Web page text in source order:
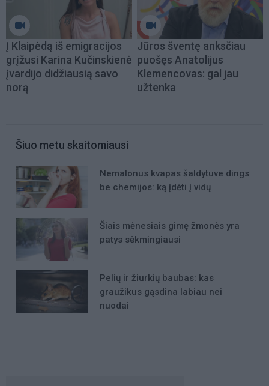
Į Klaipėdą iš emigracijos
grįžusi Karina Kučinskienė
įvardijo didžiausią savo
norą
Jūros šventę anksčiau
puošęs Anatolijus
Klemencovas: gal jau
užtenka
Šiuo metu skaitomiausi
Nemalonus kvapas šaldytuve dings
be chemijos: ką įdėti į vidų
Šiais mėnesiais gimę žmonės yra
patys sėkmingiausi
Pelių ir žiurkių baubas: kas
graužikus gąsdina labiau nei
nuodai